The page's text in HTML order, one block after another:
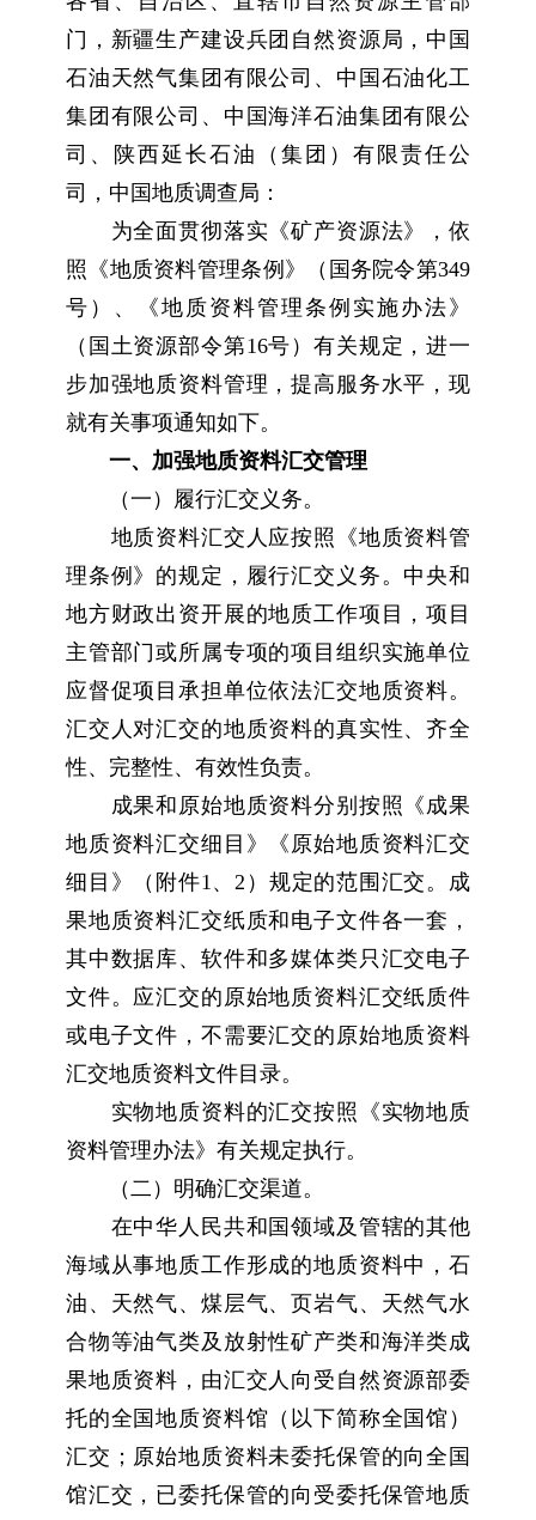
门，新疆生产建设兵团自然资源局，中国
石油天然气集团有限公司、中国石油化工
集团有限公司、中国海洋石油集团有限公
司、陕西延长石油（集团）有限责任公
司，中国地质调查局：
为全面贯彻落实《矿产资源法》，依
照《地质资料管理条例》（国务院令第349
号）、《地质资料管理条例实施办法》
（国土资源部令第16号）有关规定，进一
步加强地质资料管理，提高服务水平，现
就有关事项通知如下。
一、加强地质资料汇交管理
（一）履行汇交义务。
地质资料汇交人应按照《地质资料管
理条例》的规定，履行汇交义务。中央和
地方财政出资开展的地质工作项目，项目
主管部门或所属专项的项目组织实施单位
应督促项目承担单位依法汇交地质资料。
汇交人对汇交的地质资料的真实性、齐全
性、完整性、有效性负责。
成果和原始地质资料分别按照《成果
地质资料汇交细目》《原始地质资料汇交
细目》（附件1、2）规定的范围汇交。成
果地质资料汇交纸质和电子文件各一套，
其中数据库、软件和多媒体类只汇交电子
文件。应汇交的原始地质资料汇交纸质件
或电子文件，不需要汇交的原始地质资料
汇交地质资料文件目录。
实物地质资料的汇交按照《实物地质
资料管理办法》有关规定执行。
（二）明确汇交渠道。
在中华人民共和国领域及管辖的其他
海域从事地质工作形成的地质资料中，石
油、天然气、煤层气、页岩气、天然气水
合物等油气类及放射性矿产类和海洋类成
果地质资料，由汇交人向受自然资源部委
托的全国地质资料馆（以下简称全国馆）
汇交；原始地质资料未委托保管的向全国
馆汇交，已委托保管的向受委托保管地质